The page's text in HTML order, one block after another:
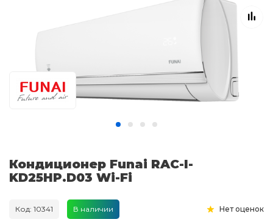
Кондиционер Funai RAC-I-
KD25HP.D03 Wi-Fi
Код: 10341 В наличии Нет оценок